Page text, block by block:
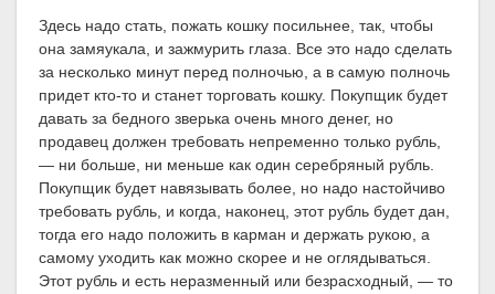
Здесь надо стать, пожать кошку посильнее, так, чтобы
она замяукала, и зажмурить глаза. Все это надо сделать
за несколько минут перед полночью, а в самую полночь
придет кто-то и станет торговать кошку. Покупщик будет
давать за бедного зверька очень много денег, но
продавец должен требовать непременно только рубль,
— ни больше, ни меньше как один серебряный рубль.
Покупщик будет навязывать более, но надо настойчиво
требовать рубль, и когда, наконец, этот рубль будет дан,
тогда его надо положить в карман и держать рукою, а
самому уходить как можно скорее и не оглядываться.
Этот рубль и есть неразменный или безрасходный, — то